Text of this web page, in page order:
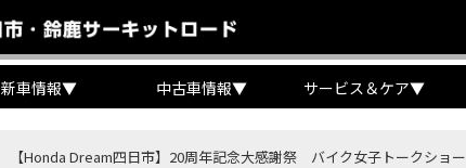
新車情報▼ 中古車情報▼ サービス＆ケア▼
【Honda Dream四日市】20周年記念大感謝祭 バイク女子トークショー